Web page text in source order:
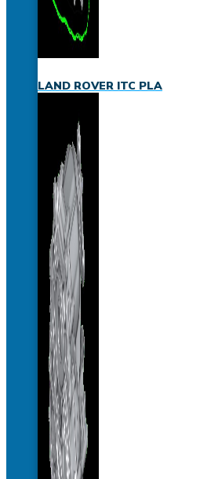
LAND ROVER ITC PLA